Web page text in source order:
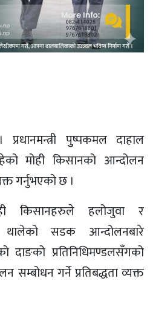
पुुष्पकमल दाहाल
मोही किसानको आन्दोलन
गर्नुभएको छ ।
किसानहरुले हलोजुवा र
थालेको सडक आन्दोलनबारे
दाङको प्रतिनिधिमण्डलसँगको
सम्बोधन गर्ने प्रतिबद्धता व्यक्त